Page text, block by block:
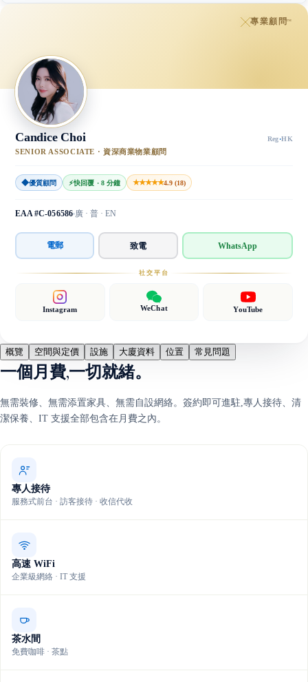
專業顧問™
Candice Choi Reg·HK
SENIOR ASSOCIATE · 資深商業物業顧問
◆優質顧問 ⚡快回覆 · 8 分鐘 ★★★★★4.9 (18)
EAA #C-056586 廣 · 普 · EN
電郵 致電 WhatsApp
社交平台
Instagram WeChat YouTube
概覽 空間與定價 設施 大廈資料 位置 常見問題
一個月費,一切就緒。
無需裝修、無需添置家具、無需自設網絡。簽約即可進駐,專人接待、清
潔保養、IT 支援全部包含在月費之內。
專人接待
服務式前台 · 訪客接待 · 收信代收
高速 WiFi
企業級網絡 · IT 支援
茶水間
免費咖啡 · 茶點